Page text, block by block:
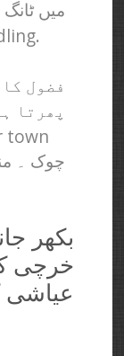
میں ٹانگ
فضول
پھرتا
town
چوک ۔
بکھر
خرچی
عیاشی